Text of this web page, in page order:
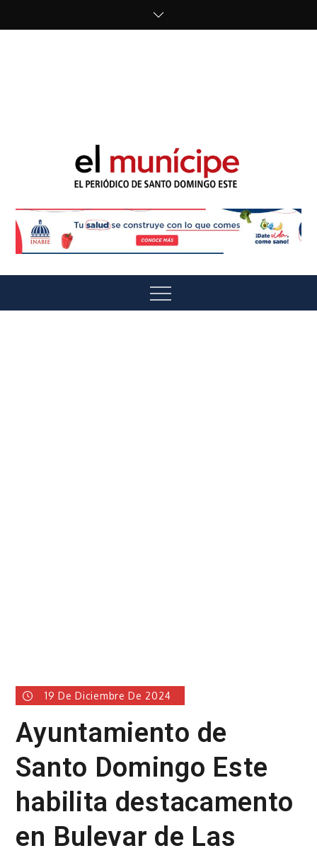
El Munícipe
Menu
19 De Diciembre De 2024
Ayuntamiento de
Santo Domingo Este
habilita destacamento
en Bulevar de Las